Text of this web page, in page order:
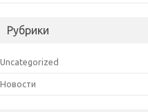
Рубрики
Uncategorized
Новости